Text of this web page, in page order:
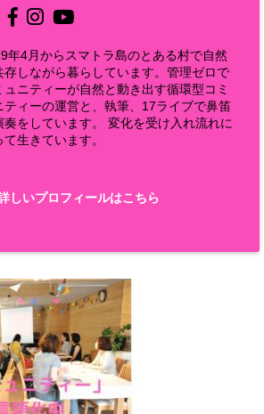
年4月からスマトラ島のとある村で自然
存しながら暮らしています。管理ゼロで
ュニティーが自然と動き出す循環型コミ
ティーの運営と、執筆、17ライブで鼻笛
奏をしています。 変化を受け入れ流れに
て生きています。
しいプロフィールはこちら